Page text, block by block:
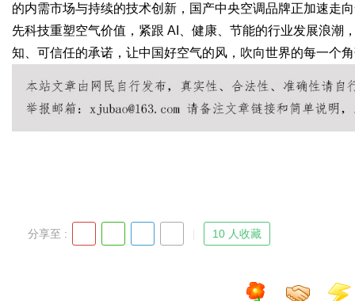
的内需市场与持续的技术创新，国产中央空调品牌正加速走
先科技重塑空气价值，紧跟 AI、健康、节能的行业发展浪潮
知、可信任的承诺，让中国好空气的风，吹向世界的每一个
分享至 : 10 人收藏